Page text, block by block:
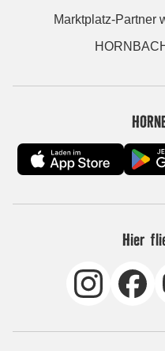
Marktplatz-Partner
Hier